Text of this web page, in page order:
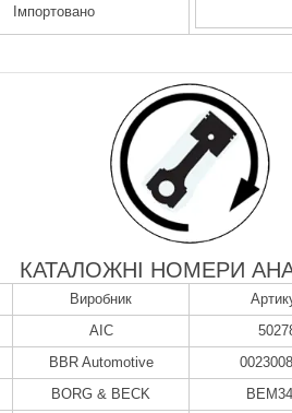
Імпортовано
КАТАЛОЖНІ НОМЕРИ
Виробник
AIC
BBR Automotive
BORG & BECK